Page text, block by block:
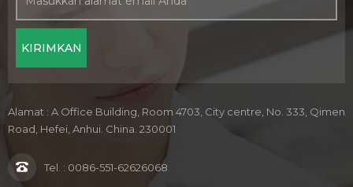
Alamat : A Office Building, Room 4703, City centre, No. 333, Qimen
Road, Hefei, Anhui. China. 230001
Tel. : 0086-551-62626068